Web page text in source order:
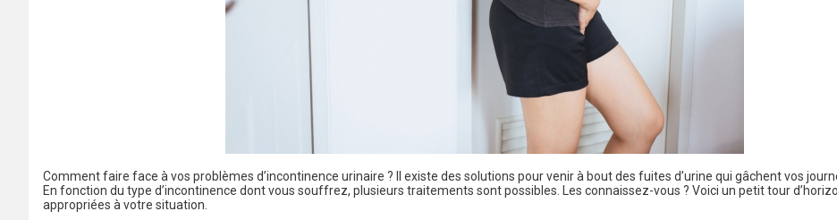
Comment faire face à vos problèmes d’incontinence urinaire ? Il existe des solutions pour venir à bout des fuites d’urine qui gâchent vos
En fonction du type d’incontinence dont vous souffrez, plusieurs traitements sont possibles. Les connaissez-vous ? Voici un petit tour
appropriées à votre situation.